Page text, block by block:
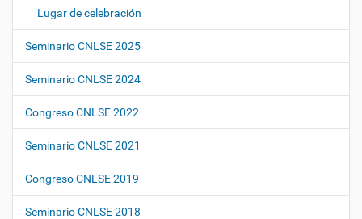
Lugar de celebración
Seminario CNLSE 2025
Seminario CNLSE 2024
Congreso CNLSE 2022
Seminario CNLSE 2021
Congreso CNLSE 2019
Seminario CNLSE 2018